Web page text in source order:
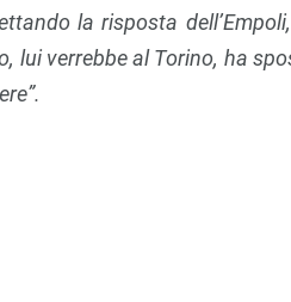
la risposta
lui verrebbe al Torino, ha